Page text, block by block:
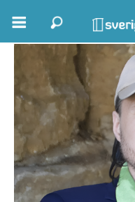
Boka ett möte
Samhällsnytta
Inspiration
Inspirerande
Personlig
Mikael